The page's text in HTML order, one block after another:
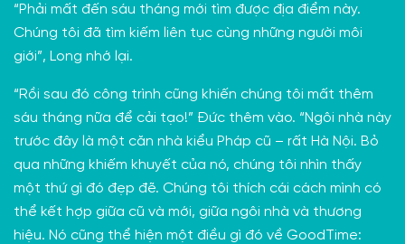
“Phải mất đến sáu tháng mới tìm được địa điểm này.
Chúng tôi đã tìm kiếm liên tục cùng những người môi
giới”, Long nhớ lại.
“Rồi sau đó công trình cũng khiến chúng tôi mất thêm
sáu tháng nữa để cải tạo!” Đức thêm vào. “Ngôi nhà này
trước đây là một căn nhà kiểu Pháp cũ – rất Hà Nội. Bỏ
qua những khiếm khuyết của nó, chúng tôi nhìn thấy
một thứ gì đó đẹp đẽ. Chúng tôi thích cái cách mình có
thể kết hợp giữa cũ và mới, giữa ngôi nhà và thương
hiệu. Nó cũng thể hiện một điều gì đó về GoodTime: